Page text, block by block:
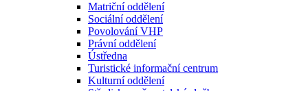
Matriční oddělení
Sociální oddělení
Povolování VHP
Právní oddělení
Ústředna
Turistické informační centrum
Kulturní oddělení